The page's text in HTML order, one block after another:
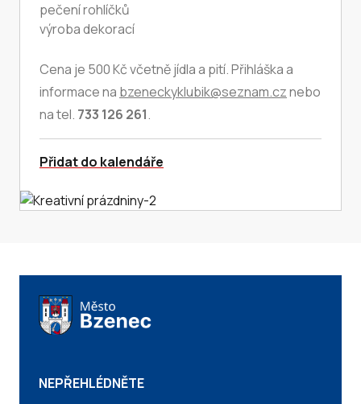
pečení rohlíčků
výroba dekorací
Cena je 500 Kč včetně jídla a pití. Přihláška a
informace na bzeneckyklubik@seznam.cznebo
na tel. 733 126 261.
Přidat do kalendáře
NEPŘEHLÉDNĚTE